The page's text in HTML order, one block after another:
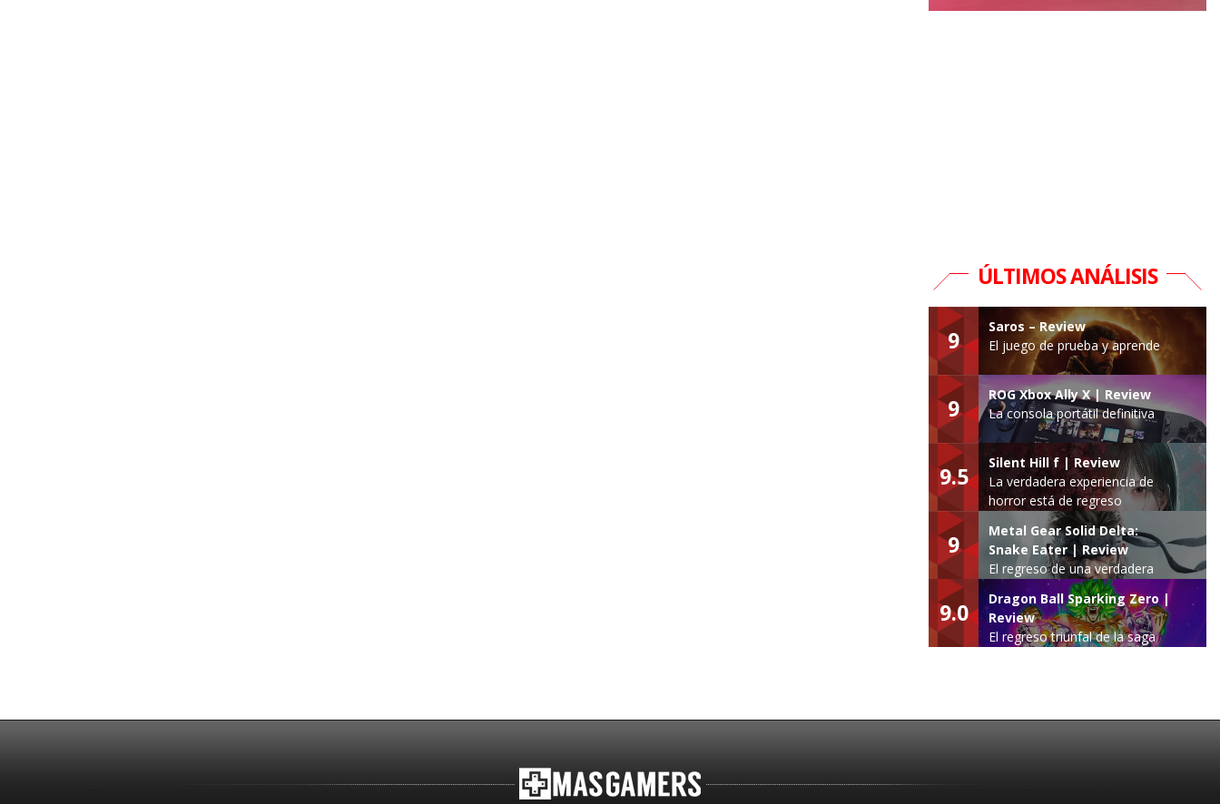
ÚLTIMOS ANÁLISIS
9
Saros – Review
El juego de prueba y aprende
9
ROG Xbox Ally X | Review
La consola portátil definitiva
9.5
Silent Hill f | Review
La verdadera experiencia de
horror está de regreso
9
Metal Gear Solid Delta:
Snake Eater | Review
El regreso de una verdadera
leyenda
9.0
Dragon Ball Sparking Zero |
Review
El regreso triunfal de la saga